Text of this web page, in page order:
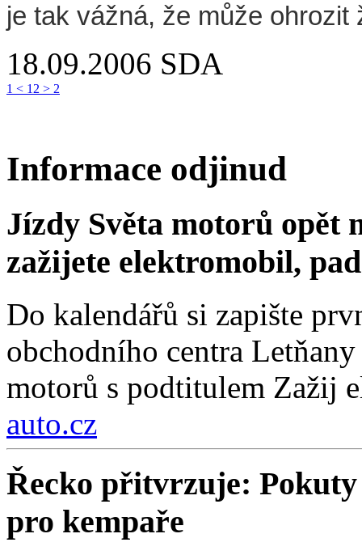
je tak vážná, že může ohrozit
18.09.2006 SDA
1 < 1 2 > 2
Informace odjinud
Jízdy Světa motorů opět
zažijete elektromobil,
Do kalendářů si zapište
obchodního centra
motorů s podtitulem Zažij
auto.cz
Řecko přitvrzuje: Pokuty
pro kempaře